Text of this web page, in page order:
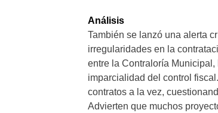
Análisis
También se lanzó una alerta
irregularidades en la
entre la Contraloría
imparcialidad del control
contratos a la vez,
Advierten que muchos